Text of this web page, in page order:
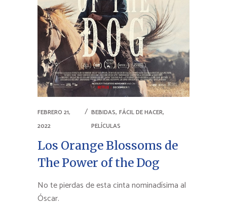
FEBRERO 21,
2022
BEBIDAS,FÁCIL DE HACER,
PELÍCULAS
Los Orange Blossoms de
The Power of the Dog
No te pierdas de esta cinta nominadísima al
Óscar.